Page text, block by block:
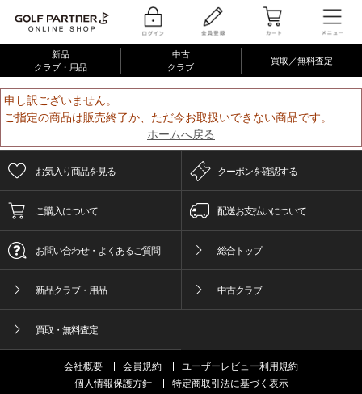
新品
クラブ・用品
中古
クラブ
買取／無料査定
申し訳ございません。
ご指定の商品は販売終了か、ただ今お取扱いできない商品です。
ホームへ戻る
お気入り商品を見る クーポンを確認する
ご購入について 配送お支払いについて
お問い合わせ・よくあるご質問 総合トップ
新品クラブ・用品 中古クラブ
買取・無料査定
会社概要 会員規約
ユーザーレビュー利用規約
個人情報保護方針
特定商取引法に基づく表示